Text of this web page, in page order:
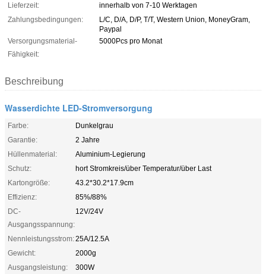
Lieferzeit:
innerhalb von 7-10 Werktagen
Zahlungsbedingungen:
L/C, D/A, D/P, T/T, Western Union, MoneyGram,
Paypal
Versorgungsmaterial-
Fähigkeit:
5000Pcs pro Monat
Beschreibung
Wasserdichte LED-Stromversorgung
Farbe:
Dunkelgrau
Garantie:
2 Jahre
Hüllenmaterial:
Aluminium-Legierung
Schutz:
hort Stromkreis/über Temperatur/über Last
Kartongröße:
43.2*30.2*17.9cm
Effizienz:
85%/88%
DC-
Ausgangsspannung:
12V/24V
Nennleistungsstrom:25A/12.5A
Gewicht:
2000g
Ausgangsleistung:
300W